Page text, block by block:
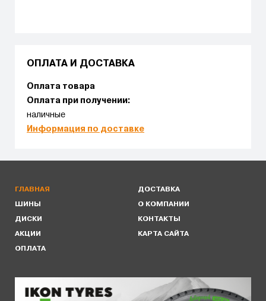
ОПЛАТА И ДОСТАВКА
Оплата товара
Оплата при получении:
наличные
Информация по доставке
ГЛАВНАЯ
ШИНЫ
ДИСКИ
АКЦИИ
ОПЛАТА
ДОСТАВКА
О КОМПАНИИ
КОНТАКТЫ
КАРТА САЙТА